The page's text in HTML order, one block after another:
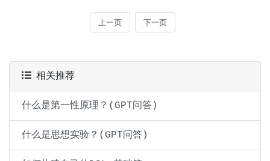
相关推荐
什么是第一性原理？(GPT问答)
什么是思想实验？(GPT问答)